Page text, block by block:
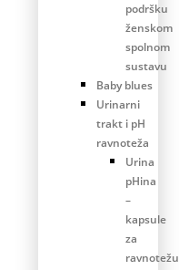
podršku
ženskom
spolnom
sustavu
Baby blues
Urinarni
trakt i pH
ravnoteža
Urina
pHina
–
kapsule
za
ravnotežu